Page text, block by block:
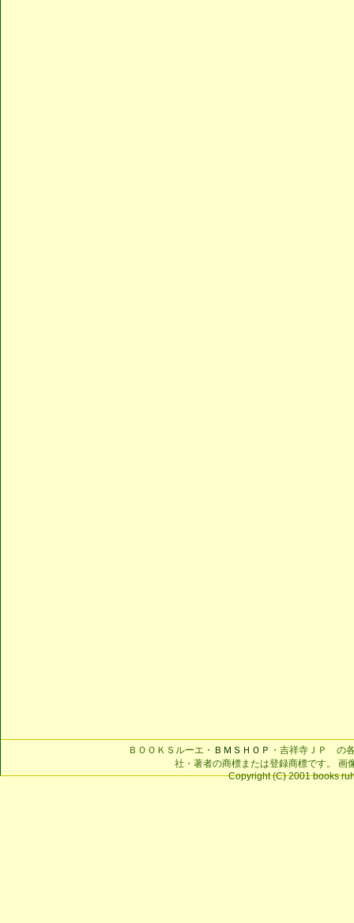
ＢＯＯＫＳルーエ・ ＢＭＳＨＯＰ ・吉祥寺ＪＰ の
社・著者の商標または登録商標です。 画
Copyright (C) 2001 books